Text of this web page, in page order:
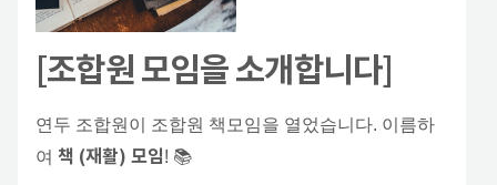
[조합원 모임을 소개합니다]
연두 조합원이 조합원 책모임을 열었습니다. 이름하
여 책 (재활) 모임! 📚